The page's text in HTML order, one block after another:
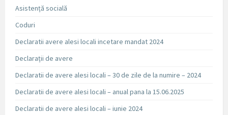
Asistență socială
Coduri
Declaratii avere alesi locali incetare mandat 2024
Declarații de avere
Declaratii de avere alesi locali – 30 de zile de la numire – 2024
Declaratii de avere alesi locali – anual pana la 15.06.2025
Declaratii de avere alesi locali – iunie 2024